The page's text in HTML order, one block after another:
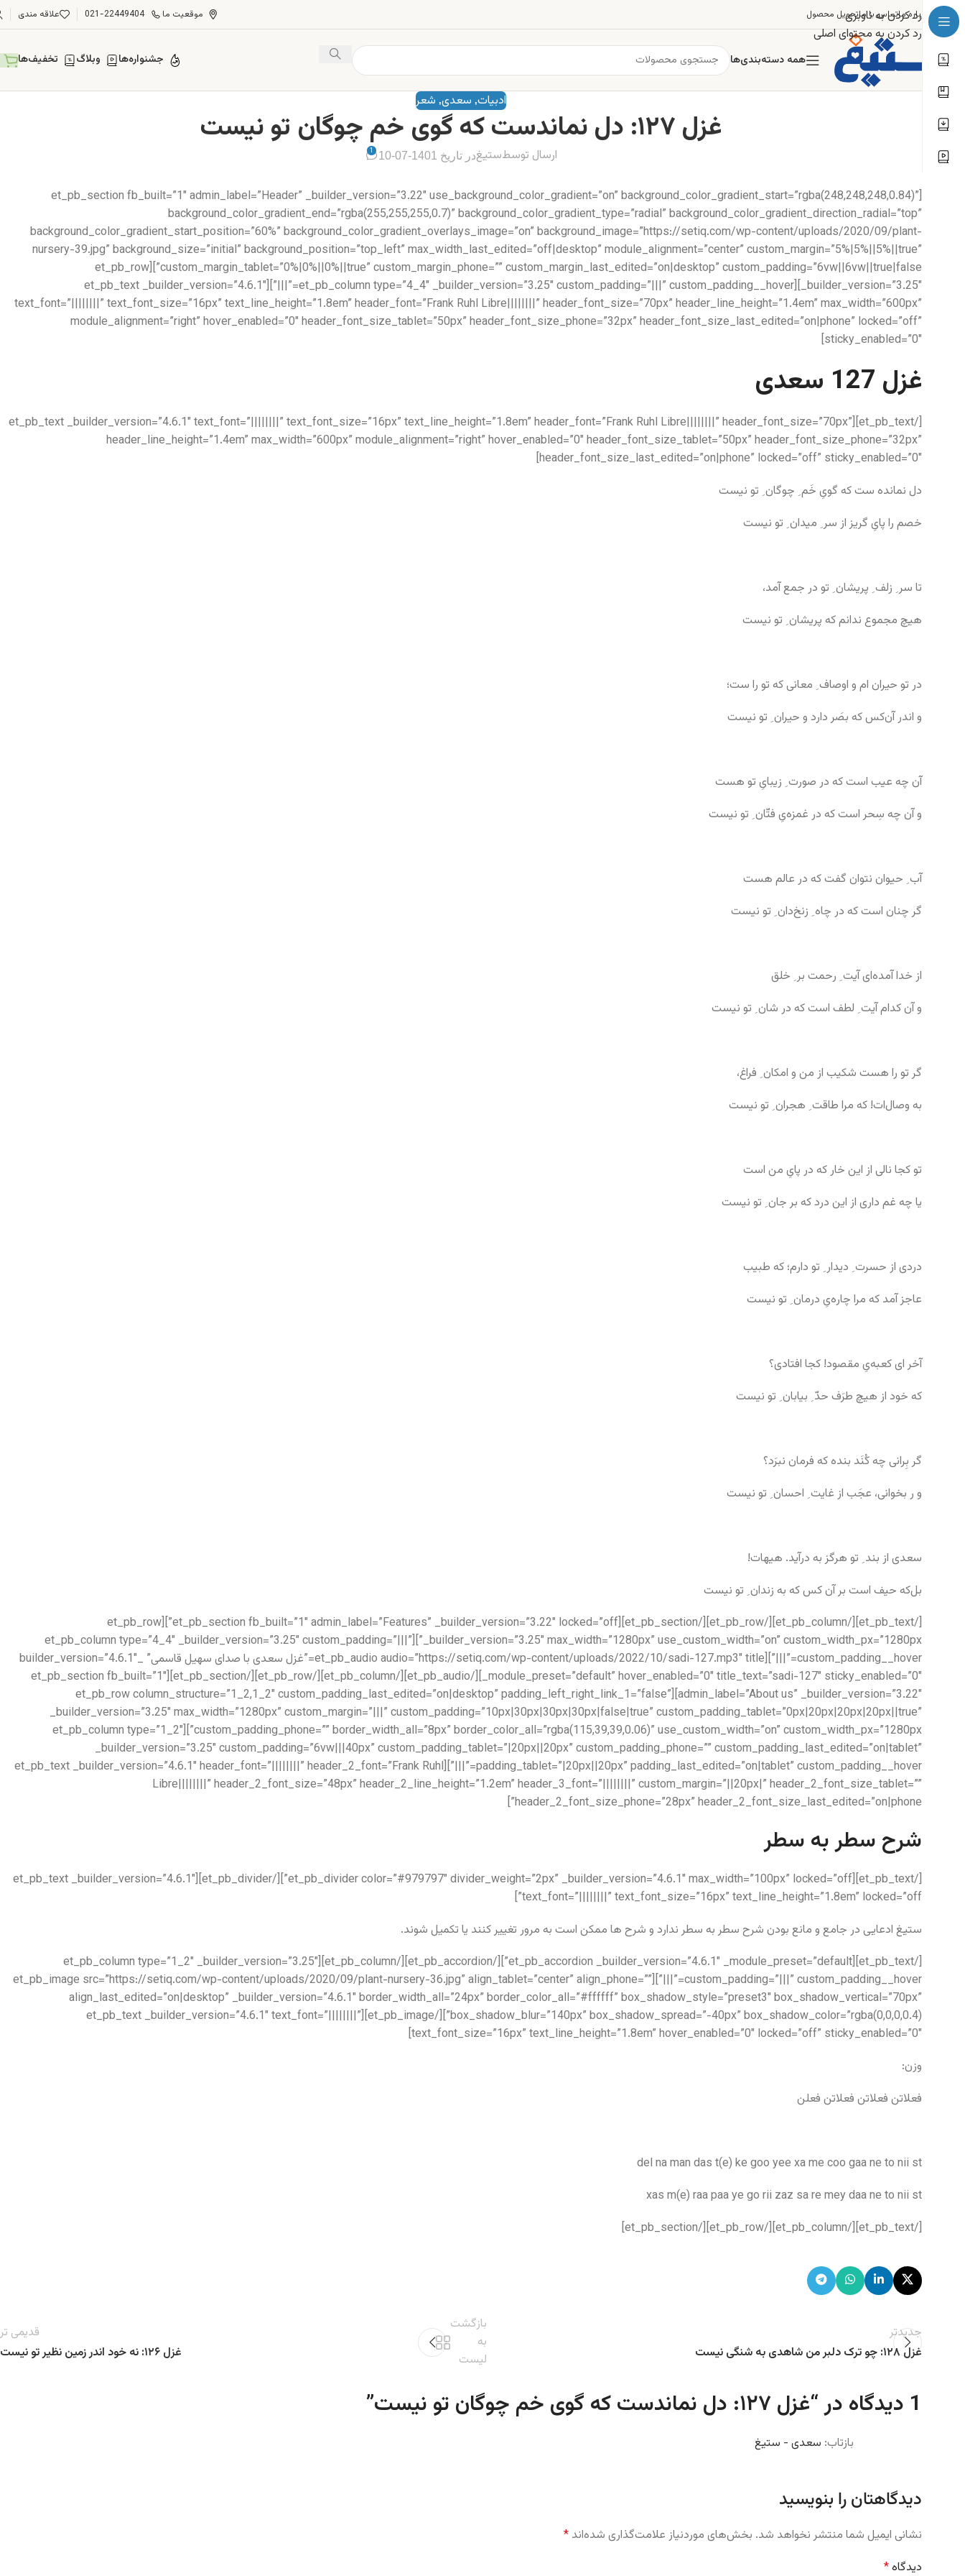
رد کردن به ناوبری
رد کردن به محتوای اصلی
درباره ماتماس با ماتحویل محصول موقعیت ما 021-22449404 علاقه مندی
همه دسته‌بندی‌ها جشنواره‌ها وبلاگ تخفیف‌ها
ادبیات, سعدی, شعر
غزل ۱۲۷: دل نماندست که گوی خم چوگان تو نیست
ارسال توسطستیغدر تاریخ 1401-07-10 1
[et_pb_section fb_built=”1″ admin_label=”Header” _builder_version=”3.22″ use_background_color_gradient=”on” background_color_gradient_start=”rgba(248,248,248,0.84)”
background_color_gradient_end=”rgba(255,255,255,0.7)” background_color_gradient_type=”radial” background_color_gradient_direction_radial=”top”
background_color_gradient_start_position=”60%” background_color_gradient_overlays_image=”on” background_image=”https://setiq.com/wp-content/uploads/2020/09/plant-
nursery-39.jpg” background_size=”initial” background_position=”top_left” max_width_last_edited=”off|desktop” module_alignment=”center” custom_margin=”5%|5%||5%||true”
custom_margin_tablet=”0%|0%||0%||true” custom_margin_phone=”” custom_margin_last_edited=”on|desktop” custom_padding=”6vw||6vw||true|false”][et_pb_row
_builder_version=”3.25″][et_pb_column type=”4_4″ _builder_version=”3.25″ custom_padding=”|||” custom_padding__hover=”|||”][et_pb_text _builder_version=”4.6.1″
text_font=”||||||||” text_font_size=”16px” text_line_height=”1.8em” header_font=”Frank Ruhl Libre||||||||” header_font_size=”70px” header_line_height=”1.4em” max_width=”600px”
module_alignment=”right” hover_enabled=”0″ header_font_size_tablet=”50px” header_font_size_phone=”32px” header_font_size_last_edited=”on|phone” locked=”off”
sticky_enabled=”0″]
غزل 127 سعدی
[/et_pb_text][et_pb_text _builder_version=”4.6.1″ text_font=”||||||||” text_font_size=”16px” text_line_height=”1.8em” header_font=”Frank Ruhl Libre||||||||” header_font_size=”70px”
header_line_height=”1.4em” max_width=”600px” module_alignment=”right” hover_enabled=”0″ header_font_size_tablet=”50px” header_font_size_phone=”32px”
header_font_size_last_edited=”on|phone” locked=”off” sticky_enabled=”0″]
دل نمانده ست که گویِ خَم ِ چوگان ِ تو نیست
خصم را پایِ گریز از سر ِ میدان ِ تو نیست
تا سر ِ زلف ِ پریشان ِ تو در جمع آمد،
هیچ مجموع ندانم که پریشان ِ تو نیست
در تو حیران ام و اوصاف ِ معانی که تو را ست؛
و اندر آن‌کس که بصَر دارد و حیران ِ تو نیست
آن چه عیب است که در صورت ِ زیبایِ تو هست
و آن چه سِحر است که در غمزه‌یِ فتّان ِ تو نیست
آب ِ حیوان نتوان گفت که در عالم هست
گر چنان است که در چاه ِ زنخ‌دان ِ تو نیست
از خدا آمده‌ای آیت ِ رحمت بر ِ خلق
و آن کدام آیت ِ لطف است که در شان ِ تو نیست
گر تو را هست شکیب از من و امکان ِ فراغ،
به وصال‌ات! که مرا طاقت ِ هجران ِ تو نیست
تو کجا نالی از این خار که در پایِ من است
یا چه غم داری از این درد که بر جان ِ تو نیست
دردی از حسرت ِ دیدار ِ تو دارم؛ که طبیب
عاجز آمد که مرا چاره‌یِ درمان ِ تو نیست
آخر ای کعبه‌یِ مقصود! کجا افتادی؟
که خود از هیچ طرَف حدّ ِ بیابان ِ تو نیست
گر بِرانی چه کُنَد بنده که فرمان نبرَد؟
و ر بخوانی، عجَب از غایت ِ احسان ِ تو نیست
سعدی از بند ِ تو هرگز به درآید. هیهات!
بل‌که حیف است بر آن کس که به زندان ِ تو نیست
[/et_pb_text][/et_pb_column][/et_pb_row][/et_pb_section][et_pb_section fb_built=”1″ admin_label=”Features” _builder_version=”3.22″ locked=”off”][et_pb_row
_builder_version=”3.25″ max_width=”1280px” use_custom_width=”on” custom_width_px=”1280px”][et_pb_column type=”4_4″ _builder_version=”3.25″ custom_padding=”|||”
custom_padding__hover=”|||”][et_pb_audio audio=”https://setiq.com/wp-content/uploads/2022/10/sadi-127.mp3″ title=”غزل سعدی با صدای سهیل قاسمی” _builder_version=”4.6.1″
_module_preset=”default” hover_enabled=”0″ title_text=”sadi-127″ sticky_enabled=”0″][/et_pb_audio][/et_pb_column][/et_pb_row][/et_pb_section][et_pb_section fb_built=”1″
admin_label=”About us” _builder_version=”3.22″][et_pb_row column_structure=”1_2,1_2″ custom_padding_last_edited=”on|desktop” padding_left_right_link_1=”false”
_builder_version=”3.25″ max_width=”1280px” custom_margin=”|||” custom_padding=”10px|30px|30px|30px|false|true” custom_padding_tablet=”0px|20px|20px|20px||true”
custom_padding_phone=”” border_width_all=”8px” border_color_all=”rgba(115,39,39,0.06)” use_custom_width=”on” custom_width_px=”1280px”][et_pb_column type=”1_2″
_builder_version=”3.25″ custom_padding=”6vw|||40px” custom_padding_tablet=”|20px||20px” custom_padding_phone=”” custom_padding_last_edited=”on|tablet”
padding_tablet=”|20px||20px” padding_last_edited=”on|tablet” custom_padding__hover=”|||”][et_pb_text _builder_version=”4.6.1″ header_font=”||||||||” header_2_font=”Frank Ruhl
Libre||||||||” header_2_font_size=”48px” header_2_line_height=”1.2em” header_3_font=”||||||||” custom_margin=”||20px|” header_2_font_size_tablet=””
header_2_font_size_phone=”28px” header_2_font_size_last_edited=”on|phone”]
شرح سطر به سطر
[/et_pb_text][et_pb_divider color=”#979797″ divider_weight=”2px” _builder_version=”4.6.1″ max_width=”100px” locked=”off”][/et_pb_divider][et_pb_text _builder_version=”4.6.1″
text_font=”||||||||” text_font_size=”16px” text_line_height=”1.8em” locked=”off”]
ستیغ ادعایی در جامع و مانع بودن شرح سطر به سطر ندارد و شرح ها ممکن است به مرور تغییر کنند یا تکمیل شوند.
[/et_pb_text][et_pb_accordion _builder_version=”4.6.1″ _module_preset=”default”][/et_pb_accordion][/et_pb_column][et_pb_column type=”1_2″ _builder_version=”3.25″
custom_padding=”|||” custom_padding__hover=”|||”][et_pb_image src=”https://setiq.com/wp-content/uploads/2020/09/plant-nursery-36.jpg” align_tablet=”center” align_phone=””
align_last_edited=”on|desktop” _builder_version=”4.6.1″ border_width_all=”24px” border_color_all=”#ffffff” box_shadow_style=”preset3″ box_shadow_vertical=”70px”
box_shadow_blur=”140px” box_shadow_spread=”-40px” box_shadow_color=”rgba(0,0,0,0.4)”][/et_pb_image][et_pb_text _builder_version=”4.6.1″ text_font=”||||||||”
text_font_size=”16px” text_line_height=”1.8em” hover_enabled=”0″ locked=”off” sticky_enabled=”0″]
وزن:
فعلاتن فعلاتن فعلاتن فعلن
del na man das t(e) ke goo yee xa me coo gaa ne to nii st
xas m(e) raa paa ye go rii zaz sa re mey daa ne to nii st
[/et_pb_text][/et_pb_column][/et_pb_row][/et_pb_section]
جدیدتر
غزل ۱۲۸: چو ترک دلبر من شاهدی به شنگی نیست
بازگشت
به
لیست
قدیمی تر
غزل ۱۲۶: نه خود اندر زمین نظیر تو نیست
1 دیدگاه در “ غزل ۱۲۷: دل نماندست که گوی خم چوگان تو نیست ”
بازتاب: سعدی - ستیغ
دیدگاهتان را بنویسید
نشانی ایمیل شما منتشر نخواهد شد. بخش‌های موردنیاز علامت‌گذاری شده‌اند *
دیدگاه*